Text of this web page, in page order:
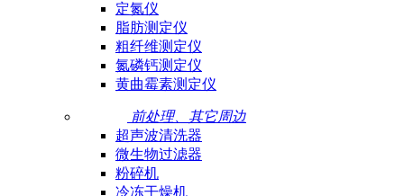
定氮仪
脂肪测定仪
粗纤维测定仪
氮磷钙测定仪
黄曲霉素测定仪
前处理、其它周边
超声波清洗器
微生物过滤器
粉碎机
冷冻干燥机